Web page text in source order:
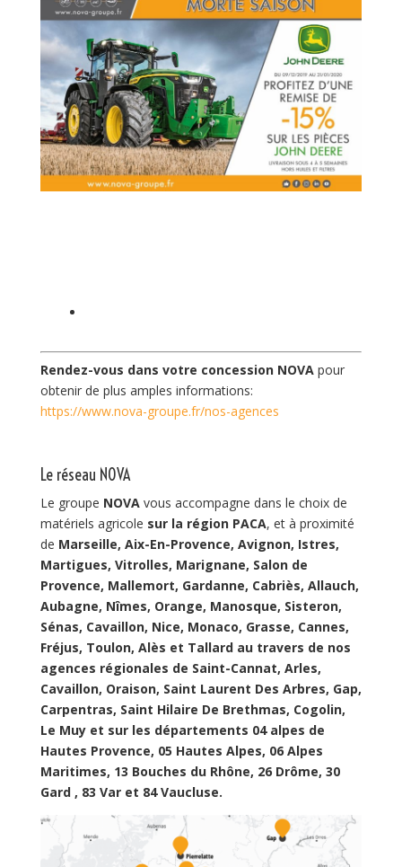
Rendez-vous dans votre concession NOVA pour
obtenir de plus amples informations:
https://www.nova-groupe.fr/nos-agences
Le réseau NOVA
Le groupe NOVA vous accompagne dans le choix de
matériels agricole sur la région PACA, et à proximité
de Marseille, Aix-En-Provence, Avignon, Istres,
Martigues, Vitrolles, Marignane, Salon de
Provence, Mallemort, Gardanne, Cabriès, Allauch,
Aubagne, Nîmes, Orange, Manosque, Sisteron,
Sénas, Cavaillon, Nice, Monaco, Grasse, Cannes,
Fréjus, Toulon, Alès et Tallard au travers de nos
agences régionales de Saint-Cannat, Arles,
Cavaillon, Oraison, Saint Laurent Des Arbres, Gap,
Carpentras, Saint Hilaire De Brethmas, Cogolin,
Le Muy et sur les départements 04 alpes de
Hautes Provence, 05 Hautes Alpes, 06 Alpes
Maritimes, 13 Bouches du Rhône, 26 Drôme, 30
Gard , 83 Var et 84 Vaucluse.